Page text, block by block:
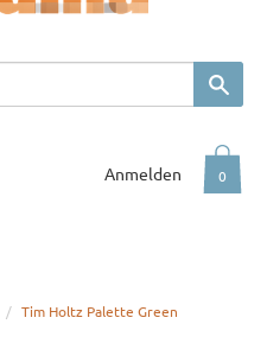
0
Anmelden
Tim Holtz Palette Green